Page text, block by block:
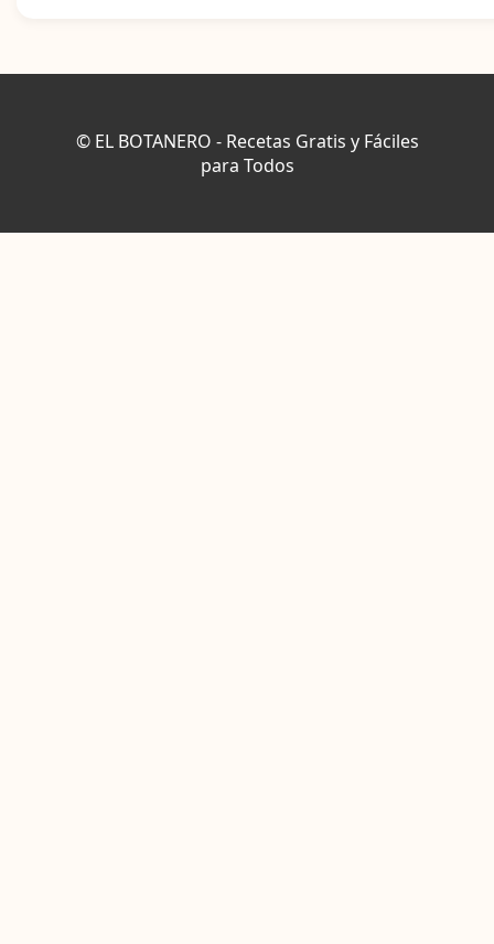
© EL BOTANERO - Recetas Gratis y Fáciles
para Todos